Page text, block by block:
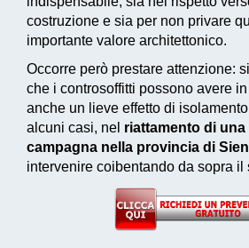
costruzione e sia per non privare
importante valore architettonico.
Occorre però prestare attenzione:
che i controsoffitti possono avere
anche un lieve effetto di
alcuni casi, nel riattamento di una
campagna nella provincia di
intervenire coibentando da sopra il